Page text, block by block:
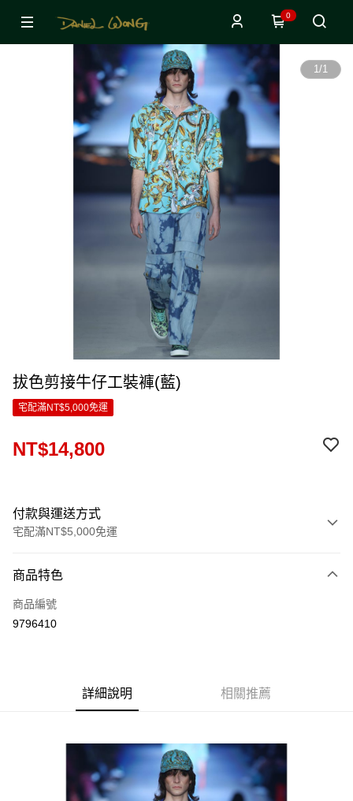
0
1/1
拔色剪接牛仔工裝褲(藍)
宅配滿NT$5,000免運
NT$14,800
付款與運送方式
宅配滿NT$5,000免運
信用卡一次付款
LINE Pay
每筆NT$80，滿NT$5,000(含以上)免運費
商品特色
商品編號
9796410
詳細說明 相關推薦